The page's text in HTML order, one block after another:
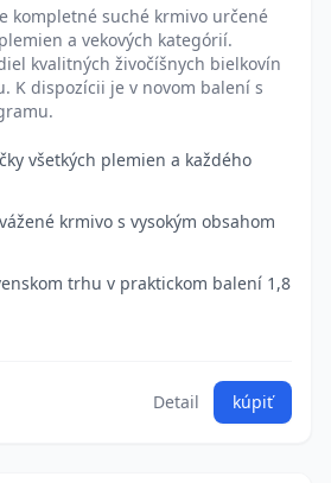
kompletné suché krmivo určené
a vekových kategórií.
kvalitných živočíšnych bielkovín
K dispozícii je v novom balení s
všetkých plemien a každého
krmivo s vysokým obsahom
trhu v praktickom balení 1,8
Detail kúpiť